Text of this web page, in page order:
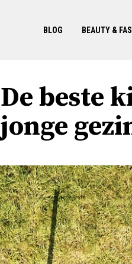
BLOG BEAUTY &
De beste
jonge